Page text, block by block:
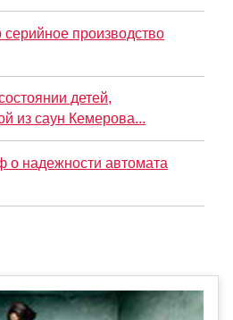
серийное производство
детей,
из саун Кемерова...
о надежности автомата